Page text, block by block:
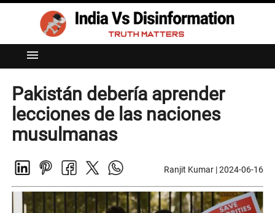
menu
Pakistán debería aprender
lecciones de las naciones
musulmanas
Ranjit Kumar|2024-06-16